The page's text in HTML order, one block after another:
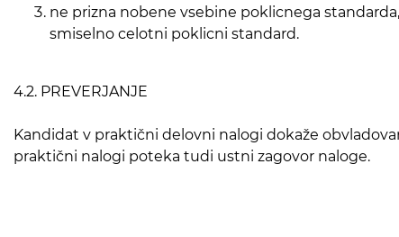
ne prizna nobene vsebine poklicnega
smiselno celotni poklicni standard.
4.2. PREVERJANJE
Kandidat v praktični delovni nalogi dokaže
praktični nalogi poteka tudi ustni zagovor naloge.